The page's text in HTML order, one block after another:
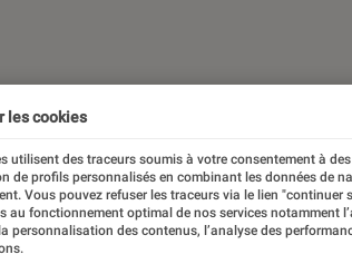
les cookies
utilisent des traceurs soumis à votre consentement à
de profils personnalisés en combinant les données de
Vous pouvez refuser les traceurs via le lien "continuer
au fonctionnement optimal de nos services notamment
personnalisation des contenus, l’analyse des